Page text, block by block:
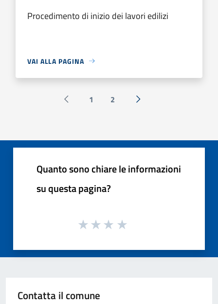
Procedimento di inizio dei lavori edilizi
VAI ALLA PAGINA
Pagina precedente
1 2
Successiva »
Quanto sono chiare le informazioni
su questa pagina?
Contatta il comune